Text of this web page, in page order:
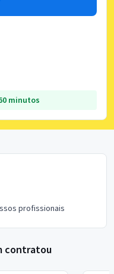
minutos
profissionais
contratou